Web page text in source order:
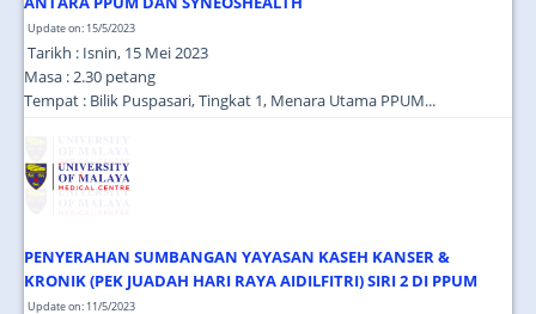
Update on: 15/5/2023
Tarikh : Isnin, 15 Mei 2023
Masa : 2.30 petang
Tempat : Bilik Puspasari, Tingkat 1, Menara Utama PPUM...
PENYERAHAN SUMBANGAN YAYASAN KASEH KANSER &
KRONIK (PEK JUADAH HARI RAYA AIDILFITRI) SIRI 2 DI PPUM
Update on: 11/5/2023